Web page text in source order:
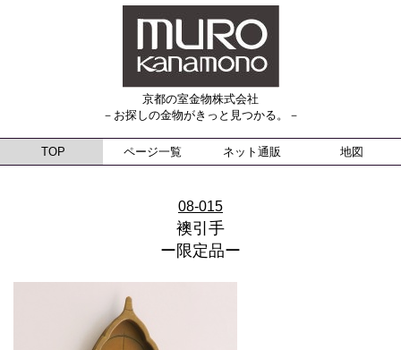
京都の室金物株式会社
－お探しの金物がきっと見つかる。－
TOP ページ一覧 ネット通販 地図
08-015
襖引手
ー限定品ー